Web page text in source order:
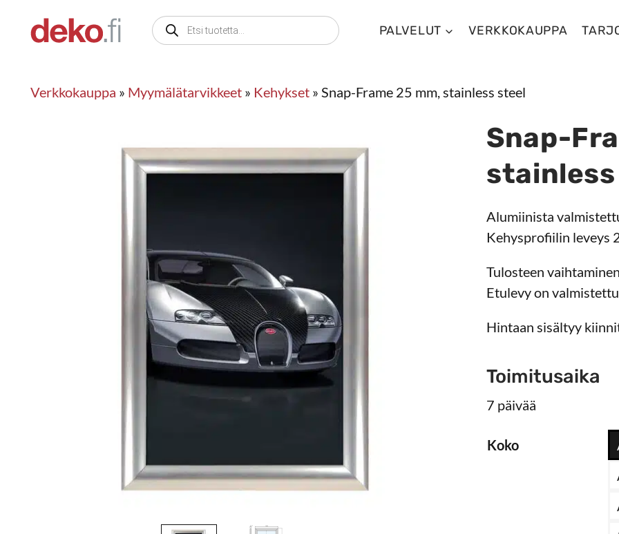
sisältöön
Products
search
PALVELUT VERKKOKAUPPA
Verkkokauppa » Myymälätarvikkeet » Kehykset » Snap-Frame 25 mm, stainless steel
Snap-
Alumiinista
Kehysprofiilin leveys
Tulosteen
Etulevy on
Hintaan sisältyy
Toimitusaika
7 päivää
Koko